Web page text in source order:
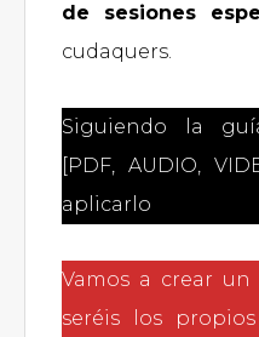
de sesiones
cudaquers.
Siguiendo la
[PDF, AUDIO,
aplicarlo
Vamos a crear
seréis los